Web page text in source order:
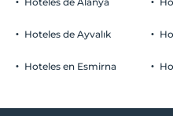
Terraza
Hoteles de Ayvalık
Hoteles en Esmirna